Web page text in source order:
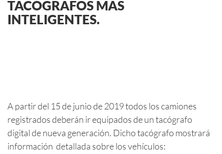
TACÓGRAFOS MÁS
INTELIGENTES.
A partir del 15 de junio de 2019 todos los camiones
registrados deberán ir equipados de un tacógrafo
digital de nueva generación. Dicho tacógrafo mostrará
información detallada sobre los vehículos: